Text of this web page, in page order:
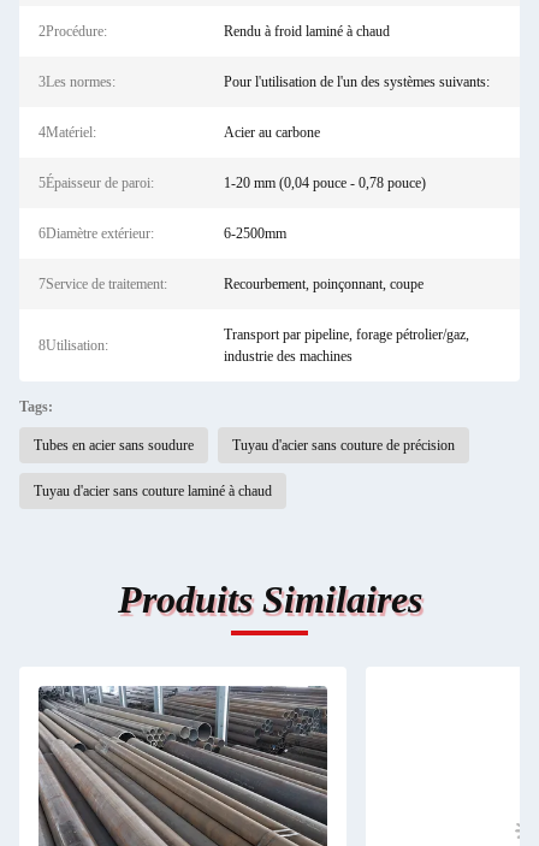
2Procédure: Rendu à froid laminé à chaud
3Les normes: Pour l'utilisation de l'un des systèmes suivants:
4Matériel: Acier au carbone
5Épaisseur de paroi: 1-20 mm (0,04 pouce - 0,78 pouce)
6Diamètre extérieur: 6-2500mm
7Service de traitement: Recourbement, poinçonnant, coupe
8Utilisation:
Transport par pipeline, forage pétrolier/gaz,
industrie des machines
Tags:
Tubes en acier sans soudure Tuyau d'acier sans couture de précision
Tuyau d'acier sans couture laminé à chaud
Produits Similaires